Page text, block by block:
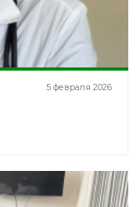
5 февраля 2026